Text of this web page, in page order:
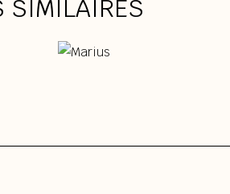
SIMILAIRES